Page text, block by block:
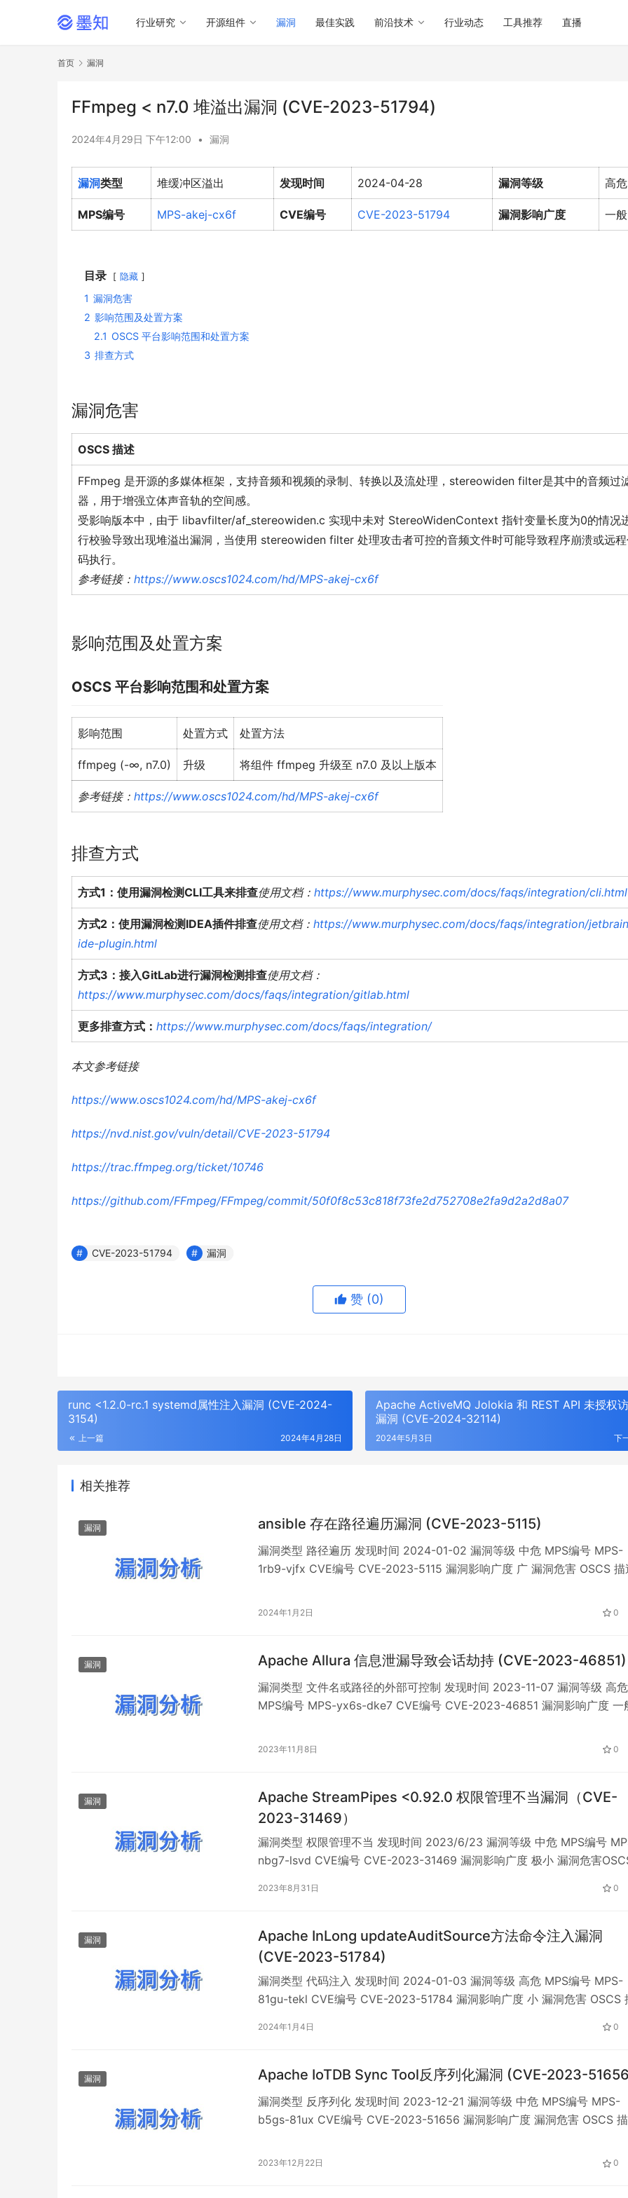
行业研究 开源组件 漏洞 最佳实践 前沿技术 行业动态 工具推荐 直播
首页 漏洞
FFmpeg < n7.0 堆溢出漏洞 (CVE-2023-51794)
2024年4月29日 下午12:00 • 漏洞
漏洞类型 堆缓冲区溢出 发现时间 2024-04-28 漏洞等级 高危
MPS编号 MPS-akej-cx6f CVE编号 CVE-2023-51794 漏洞影响广度 一般
目录 隐藏
1 漏洞危害
2 影响范围及处置方案
2.1 OSCS 平台影响范围和处置方案
3 排查方式
漏洞危害
OSCS 描述
FFmpeg 是开源的多媒体框架，支持音频和视频的录制、转换以及流处理，stereowiden filter是其中的音频过
器，用于增强立体声音轨的空间感。
受影响版本中，由于 libavfilter/af_stereowiden.c 实现中未对 StereoWidenContext 指针变量长度为0的情况
行校验导致出现堆溢出漏洞，当使用 stereowiden filter 处理攻击者可控的音频文件时可能导致程序崩溃或远
码执行。
参考链接： https://www.oscs1024.com/hd/MPS-akej-cx6f
影响范围及处置方案
OSCS 平台影响范围和处置方案
影响范围 处置方式 处置方法
ffmpeg (-∞, n7.0) 升级 将组件 ffmpeg 升级至 n7.0 及以上版本
参考链接： https://www.oscs1024.com/hd/MPS-akej-cx6f
排查方式
方式1：使用漏洞检测CLI工具来排查使用文档： https://www.murphysec.com/docs/faqs/integration/cli.html
方式2：使用漏洞检测IDEA插件排查使用文档： https://www.murphysec.com/docs/faqs/integration/
ide-plugin.html
方式3：接入GitLab进行漏洞检测排查使用文档：
https://www.murphysec.com/docs/faqs/integration/gitlab.html
更多排查方式： https://www.murphysec.com/docs/faqs/integration/
本文参考链接
https://www.oscs1024.com/hd/MPS-akej-cx6f
https://nvd.nist.gov/vuln/detail/CVE-2023-51794
https://trac.ffmpeg.org/ticket/10746
https://github.com/FFmpeg/FFmpeg/commit/50f0f8c53c818f73fe2d752708e2fa9d2a2d8a07
CVE-2023-51794 漏洞
赞 (0)
runc <1.2.0-rc.1 systemd属性注入漏洞 (CVE-2024-
3154)
上一篇 2024年4月28日
Apache ActiveMQ Jolokia 和 REST API 未授权
漏洞 (CVE-2024-32114)
下
2024年5月3日
相关推荐
漏洞 ansible 存在路径遍历漏洞 (CVE-2023-5115)
漏洞类型 路径遍历 发现时间 2024-01-02 漏洞等级 中危 MPS编号 MPS-
1rb9-vjfx CVE编号 CVE-2023-5115 漏洞影响广度 广 漏洞危害 OSCS 描
站和服务器配置等。 ansible 受影响版本中，当使用“ansible-galaxy…
2024年1月2日 0
漏洞 Apache Allura 信息泄漏导致会话劫持 (CVE-2023-46851)
漏洞类型 文件名或路径的外部可控制 发现时间 2023-11-07 漏洞等级 高危
MPS编号 MPS-yx6s-dke7 CVE编号 CVE-2023-46851 漏洞影响广度 一
一套开源项目托管平台。该平台支持管理源代码存储库、错误报告、维基页
2023年11月8日 0
漏洞
Apache StreamPipes <0.92.0 权限管理不当漏洞（CVE-
2023-31469）
漏洞类型 权限管理不当 发现时间 2023/6/23 漏洞等级 中危 MPS编号
nbg7-lsvd CVE编号 CVE-2023-31469 漏洞影响广度 极小 漏洞危害
StreamPipes 受影响版本中由于 UserResource.java 中的 u…
2023年8月31日 0
漏洞
Apache InLong updateAuditSource方法命令注入漏洞
(CVE-2023-51784)
漏洞类型 代码注入 发现时间 2024-01-03 漏洞等级 高危 MPS编号 MPS-
81gu-tekl CVE编号 CVE-2023-51784 漏洞影响广度 小 漏洞危害 OSCS
DataProxy、Sort 模块的入流量、出流量进行实时审计，并将审计…
2024年1月4日 0
漏洞 Apache IoTDB Sync Tool反序列化漏洞 (CVE-2023-
漏洞类型 反序列化 发现时间 2023-12-21 漏洞等级 中危 MPS编号 MPS-
b5gs-81ux CVE编号 CVE-2023-51656 漏洞影响广度 漏洞危害 OSCS 描
析等特定服务。 在 FileLoaderManager.java 文件的 deSeriali…
2023年12月22日 0